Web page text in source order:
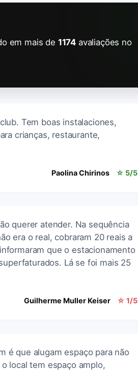
em mais de 1174 avaliações no
Tem boas instalaciones,
crianças, restaurante,
Paolina Chirinos ☆ 5/5
querer atender. Na sequência
era o real, cobraram 20 reais a
que o estacionamento
Lá se foi mais 25
Guilherme Muller Keiser ☆ 1/5
é que alugam espaço para não
local tem espaço amplo,